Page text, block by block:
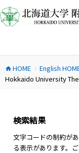
ン
テ
ス
キ
home HOME chevron_right English
Hokkaido University
検索結果
文字コードの制約が
る表示があります。ご